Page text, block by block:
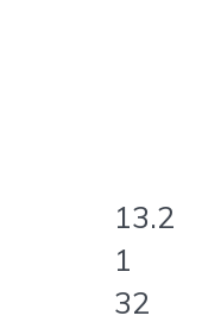
13.2
1
32